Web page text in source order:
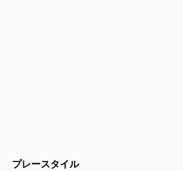
プレースタイル